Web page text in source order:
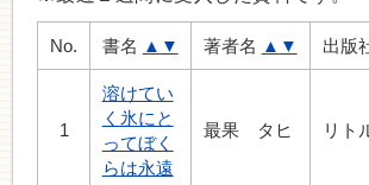
No. 書名 ▲ ▼ 著者名 ▲ ▼ 出版
1
溶けてい
く氷にと
ってぼく
らは永遠
最果 タヒ リト